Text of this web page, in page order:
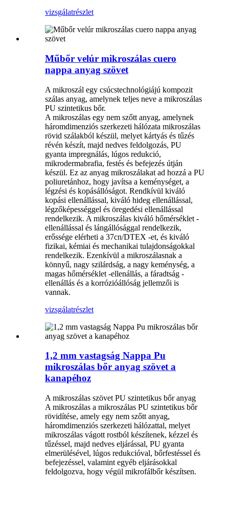
vizsgálatrészlet
Műbőr velúr mikroszálas cuero
nappa anyag szövet
A mikroszál egy csúcstechnológiájú kompozit
szálas anyag, amelynek teljes neve a mikroszálas
PU szintetikus bőr.
A mikroszálas egy nem szőtt anyag, amelynek
háromdimenziós szerkezeti hálózata mikroszálas
rövid szálakból készül, melyet kártyás és tűzés
révén készít, majd nedves feldolgozás, PU
gyanta impregnálás, lúgos redukció,
mikrodermabrafia, festés és befejezés útján
készül. Ez az anyag mikroszálakat ad hozzá a PU
poliuretánhoz, hogy javítsa a keménységet, a
légzési és kopásállóságot. Rendkívül kiváló
kopási ellenállással, kiváló hideg ellenállással,
légzőképességgel és öregedési ellenállással
rendelkezik. A mikroszálas kiváló hőmérséklet -
ellenállással és lángállósággal rendelkezik,
erőssége elérheti a 37cn/DTEX -et, és kiváló
fizikai, kémiai és mechanikai tulajdonságokkal
rendelkezik. Ezenkívül a mikroszálasnak a
könnyű, nagy szilárdság, a nagy keménység, a
magas hőmérséklet -ellenállás, a fáradtság -
ellenállás és a korrózióállóság jellemzői is
vannak.
vizsgálatrészlet
1,2 mm vastagság Nappa Pu
mikroszálas bőr anyag szövet a
kanapéhoz
A mikroszálas szövet PU szintetikus bőr anyag
A mikroszálas a mikroszálas PU szintetikus bőr
rövidítése, amely egy nem szőtt anyag,
háromdimenziós szerkezeti hálózattal, melyet
mikroszálas vágott rostból készítenek, kézzel és
tűzéssel, majd nedves eljárással, PU gyanta
elmerülésével, lúgos redukcióval, bőrfestéssel és
befejezéssel, valamint egyéb eljárásokkal
feldolgozva, hogy végül mikrofálbőr készítsen.